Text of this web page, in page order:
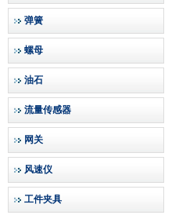
弹簧
螺母
油石
流量传感器
网关
风速仪
工件夹具